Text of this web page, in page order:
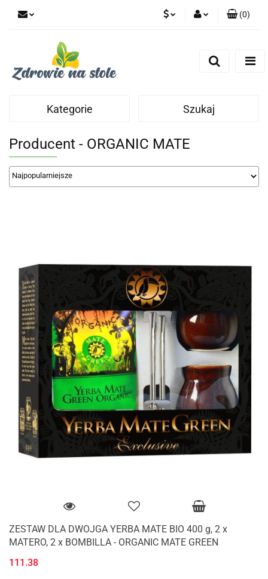
(0)
Kategorie Szukaj
Producent - ORGANIC MATE
ZESTAW DLA DWOJGA YERBA MATE BIO 400 g, 2 x
MATERO, 2 x BOMBILLA - ORGANIC MATE GREEN
111.38